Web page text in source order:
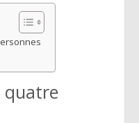
quatre